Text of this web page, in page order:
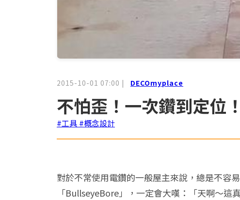
2015-10-01 07:00 | DECOmyplace
不怕歪！一次鑽到定
#工具 #概念設計
對於不常使用電鑽的一般屋主來說，總是不容
「BullseyeBore」，一定會大嘆：「天啊～這